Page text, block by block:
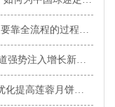
益生菌代工不能只靠"签字确认"，更要靠全流程的过程控制
官宣王俊凯+合作中餐厅，劲仔为渠道强势注入增长新动能
标准化品控覆盖大小订单-粤鲜语系优化提高莲蓉月饼协同效率